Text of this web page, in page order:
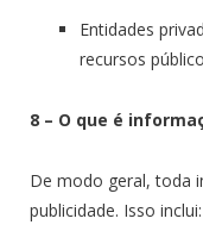
Entidades
recursos
8 – O que é
De modo geral, toda
publicidade. Isso inclui: